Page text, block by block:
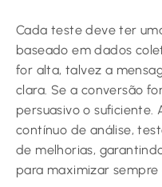
Cada teste deve ter
baseado em dados
for alta, talvez a
clara. Se a conversão
persuasivo o suficiente.
contínuo de análise,
de melhorias,
para maximizar sempre